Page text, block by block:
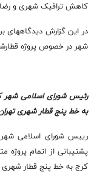
کاهش ترافیک شهری و
در این گزارش دیدگاههای
شهر در خصوص پروژه
به خط پنج قطار شهری
رییس شورای اسلامی
پشتیبانی از اتمام‌
کرج به خط پنج قطار شهری